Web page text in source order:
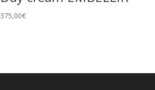
375,00€